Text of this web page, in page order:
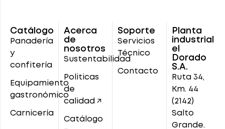
Catálogo
Panadería
y
confitería
Equipamiento
gastronómico
Carnicería
Acerca
de
nosotros
Sustentabilidad
Politicas
de
calidad ↗
Catálogo
Soporte
Servicios
Técnico
Contacto
Planta
industrial
el
Dorado
S.A.
Ruta 34,
Km. 44
(2142)
Salto
Grande.